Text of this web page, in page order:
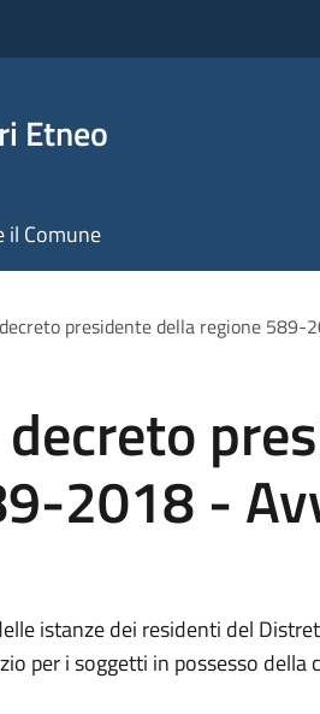
Etneo
il Comune
presidente della regione 589-
2018 -
istanze dei residenti del
per i soggetti in possesso della